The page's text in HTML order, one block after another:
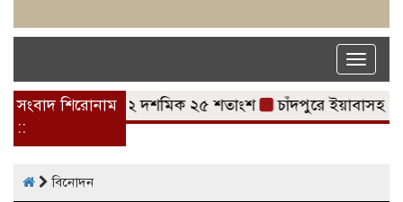
Toggle
সংবাদ শিরোনাম
::
পাসের হার ৬২ দশমিক ২৫ শতাংশ চাঁদপুরে ইয়াবাসহ
বিনোদন